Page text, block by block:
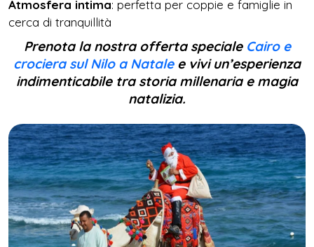
Atmosfera intima: perfetta per coppie e famiglie in
cerca di tranquillità
Prenota la nostra offerta speciale Cairo e
crociera sul Nilo a Natalee vivi un’esperienza
indimenticabile tra storia millenaria e magia
natalizia.